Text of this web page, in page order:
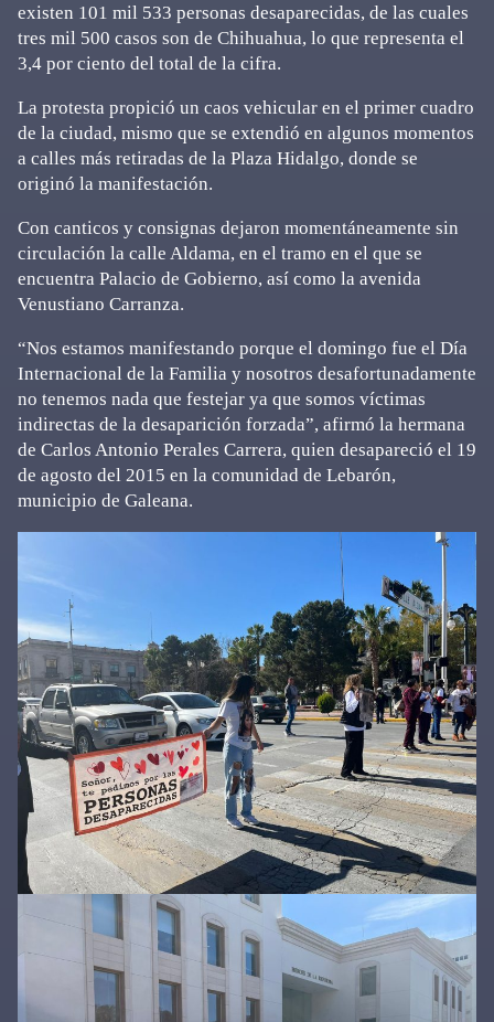
existen 101 mil 533 personas desaparecidas, de las cuales
tres mil 500 casos son de Chihuahua, lo que representa el
3,4 por ciento del total de la cifra.
La protesta propició un caos vehicular en el primer cuadro
de la ciudad, mismo que se extendió en algunos momentos
a calles más retiradas de la Plaza Hidalgo, donde se
originó la manifestación.
Con canticos y consignas dejaron momentáneamente sin
circulación la calle Aldama, en el tramo en el que se
encuentra Palacio de Gobierno, así como la avenida
Venustiano Carranza.
“Nos estamos manifestando porque el domingo fue el Día
Internacional de la Familia y nosotros desafortunadamente
no tenemos nada que festejar ya que somos víctimas
indirectas de la desaparición forzada”, afirmó la hermana
de Carlos Antonio Perales Carrera, quien desapareció el 19
de agosto del 2015 en la comunidad de Lebarón,
municipio de Galeana.